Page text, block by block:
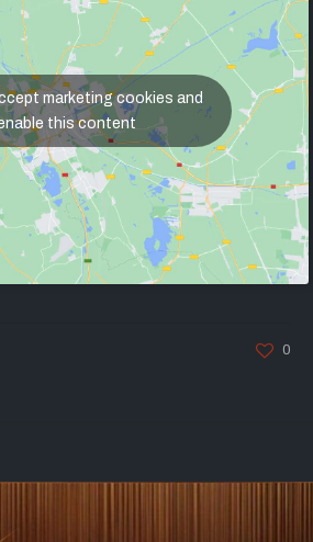
marketing cookies and
this content
0